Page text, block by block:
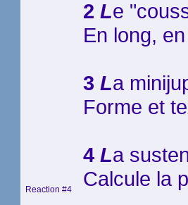
Reaction #4
2 Le
En long,
3 La
Forme et
4 La
Calcule la